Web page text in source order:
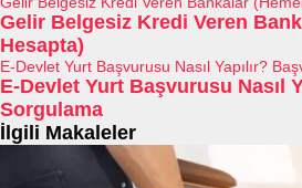
Gelir Belgesiz Kredi Veren
Hesapta)
E-Devlet Yurt Başvurusu Nasıl Yapılır?
E-Devlet Yurt Başvurusu Nasıl
Sorgulama
İlgili Makaleler